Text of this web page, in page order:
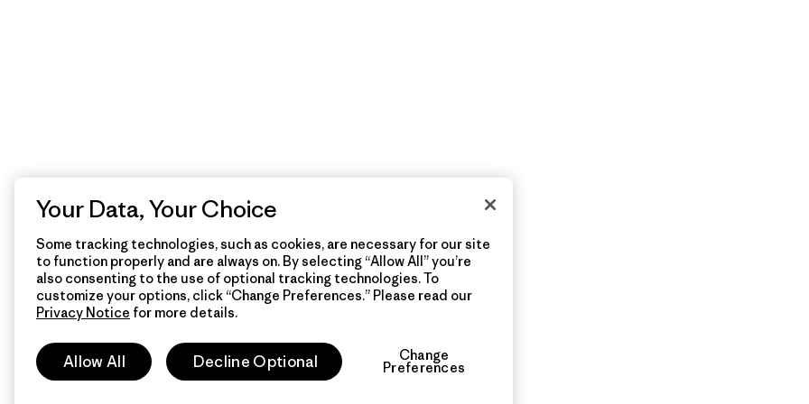
Your Data, Your Choice
Some tracking technologies, such as cookies, are necessary for our site
to function properly and are always on. By selecting “Allow All” you’re
also consenting to the use of optional tracking technologies. To
customize your options, click “Change Preferences.” Please read our
Privacy Notice for more details.
Allow All Decline Optional Change
Preferences